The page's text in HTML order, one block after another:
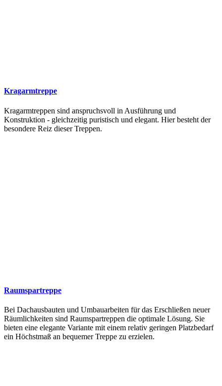
Kragarmtreppe
Kragarmtreppen sind anspruchsvoll in Ausführung und
Konstruktion - gleichzeitig puristisch und elegant. Hier besteht der
besondere Reiz dieser Treppen.
Raumspartreppe
Bei Dachausbauten und Umbauarbeiten für das Erschließen neuer
Räumlichkeiten sind Raumspartreppen die optimale Lösung. Sie
bieten eine elegante Variante mit einem relativ geringen Platzbedarf
ein Höchstmaß an bequemer Treppe zu erzielen.